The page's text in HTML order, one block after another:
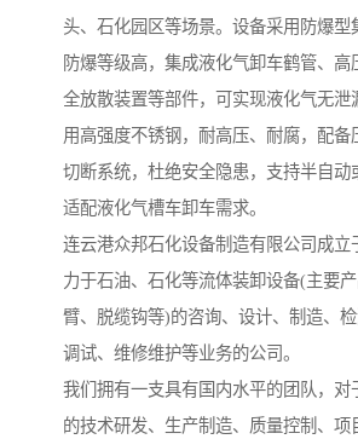
头、石化园区等场景。设备采用防爆型
防爆等级高，集成液化气卸车鹤管、高
全放散装置等部件，可实现液化气无泄
用高强度不锈钢，耐高压、耐腐，配备
切断系统，杜绝安全隐患，支持半自动
适配液化气槽车卸车需求。
连云港众邦石化设备制造有限公司成立
力于石油、石化等流体装卸设备(主要
臂、脱缆钩等)的咨询、设计、制造、
调试、维修维护等业务的公司。
我们拥有一支具有国内水平的团队，对
的技术研发、生产制造、质量控制、项